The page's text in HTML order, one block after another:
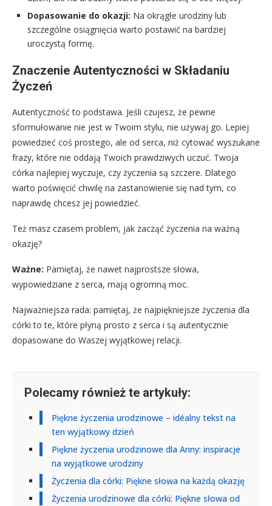
Dopasowanie do okazji: Na okrągłe urodziny lub
szczególne osiągnięcia warto postawić na bardziej
uroczystą formę.
Znaczenie Autentyczności w Składaniu
Życzeń
Autentyczność to podstawa. Jeśli czujesz, że pewne
sformułowanie nie jest w Twoim stylu, nie używaj go. Lepiej
powiedzieć coś prostego, ale od serca, niż cytować wyszukane
frazy, które nie oddają Twoich prawdziwych uczuć. Twoja
córka najlepiej wyczuje, czy życzenia są szczere. Dlatego
warto poświęcić chwilę na zastanowienie się nad tym, co
naprawdę chcesz jej powiedzieć.
Też masz czasem problem, jak zacząć życzenia na ważną
okazję?
Ważne: Pamiętaj, że nawet najprostsze słowa,
wypowiedziane z serca, mają ogromną moc.
Najważniejsza rada: pamiętaj, że najpiękniejsze życzenia dla
córki to te, które płyną prosto z serca i są autentycznie
dopasowane do Waszej wyjątkowej relacji.
Polecamy również te artykuły:
Piękne życzenia urodzinowe – idéalny tekst na
ten wyjątkowy dzień
Piękne życzenia urodzinowe dla Anny: inspiracje
na wyjątkowe urodziny
Życzenia dla córki: Piękne słowa na każdą okazję
Życzenia urodzinowe dla córki: Piękne słowa od